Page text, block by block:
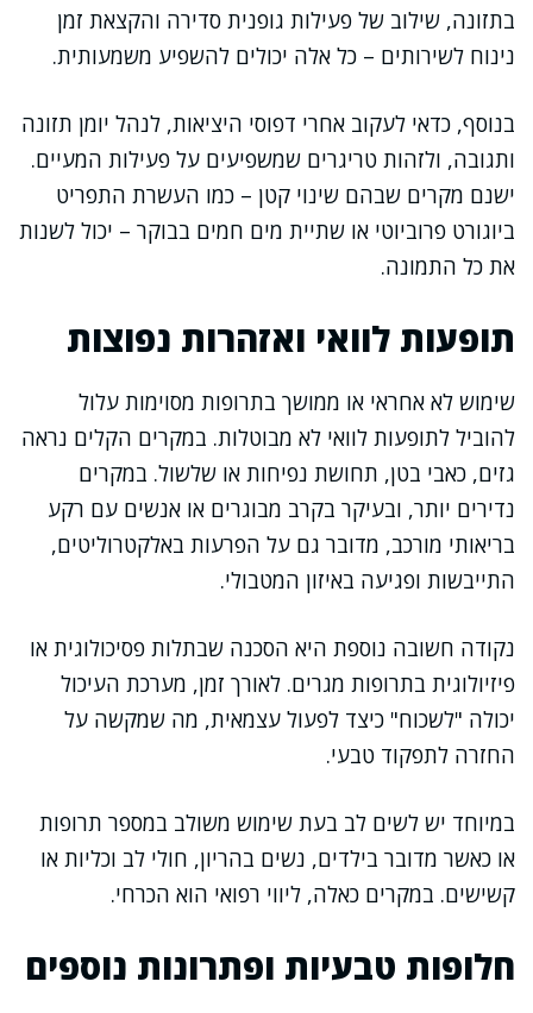
בתזונה, שילוב של פעילות גופנית סדירה והקצאת זמן
נינוח לשירותים – כל אלה יכולים להשפיע משמעותית.
בנוסף, כדאי לעקוב אחרי דפוסי היציאות, לנהל יומן תזונה
ותגובה, ולזהות טריגרים שמשפיעים על פעילות המעיים.
ישנם מקרים שבהם שינוי קטן – כמו העשרת התפריט
ביוגורט פרוביוטי או שתיית מים חמים בבוקר – יכול לשנות
את כל התמונה.
תופעות לוואי ואזהרות נפוצות
שימוש לא אחראי או ממושך בתרופות מסוימות עלול
להוביל לתופעות לוואי לא מבוטלות. במקרים הקלים נראה
גזים, כאבי בטן, תחושת נפיחות או שלשול. במקרים
נדירים יותר, ובעיקר בקרב מבוגרים או אנשים עם רקע
בריאותי מורכב, מדובר גם על הפרעות באלקטרוליטים,
התייבשות ופגיעה באיזון המטבולי.
נקודה חשובה נוספת היא הסכנה שבתלות פסיכולוגית או
פיזיולוגית בתרופות מגרים. לאורך זמן, מערכת העיכול
יכולה "לשכוח" כיצד לפעול עצמאית, מה שמקשה על
החזרה לתפקוד טבעי.
במיוחד יש לשים לב בעת שימוש משולב במספר תרופות
או כאשר מדובר בילדים, נשים בהריון, חולי לב וכליות או
קשישים. במקרים כאלה, ליווי רפואי הוא הכרחי.
חלופות טבעיות ופתרונות נוספים